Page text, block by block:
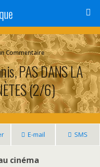
Commentaire
PAS DANS LA
(2/6)
E-mail SMS
cinéma